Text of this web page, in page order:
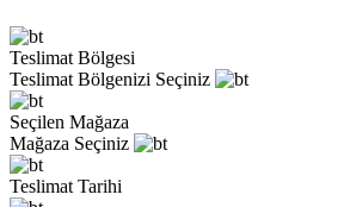
Teslimat Bölgesi
Teslimat Bölgenizi Seçiniz
Seçilen Mağaza
Mağaza Seçiniz
Teslimat Tarihi